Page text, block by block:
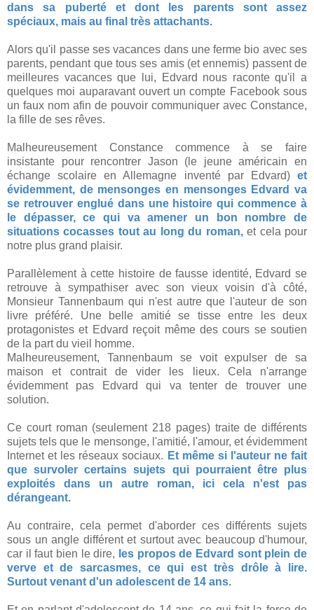
dans sa puberté et dont les parents sont assez
spéciaux, mais au final très attachants.
Alors qu'il passe ses vacances dans une ferme bio avec ses
parents, pendant que tous ses amis (et ennemis) passent de
meilleures vacances que lui, Edvard nous raconte qu'il a
quelques moi auparavant ouvert un compte Facebook sous
un faux nom afin de pouvoir communiquer avec Constance,
la fille de ses rêves.
Malheureusement Constance commence à se faire
insistante pour rencontrer Jason (le jeune américain en
échange scolaire en Allemagne inventé par Edvard) et
évidemment, de mensonges en mensonges Edvard va
se retrouver englué dans une histoire qui commence à
le dépasser, ce qui va amener un bon nombre de
situations cocasses tout au long du roman,et cela pour
notre plus grand plaisir.
Parallèlement à cette histoire de fausse identité, Edvard se
retrouve à sympathiser avec son vieux voisin d'à côté,
Monsieur Tannenbaum qui n'est autre que l'auteur de son
livre préféré. Une belle amitié se tisse entre les deux
protagonistes et Edvard reçoit même des cours se soutien
de la part du vieil homme.
Malheureusement, Tannenbaum se voit expulser de sa
maison et contrait de vider les lieux. Cela n'arrange
évidemment pas Edvard qui va tenter de trouver une
solution.
Ce court roman (seulement 218 pages) traite de différents
sujets tels que le mensonge, l'amitié, l'amour, et évidemment
Internet et les réseaux sociaux. Et même si l'auteur ne fait
que survoler certains sujets qui pourraient être plus
exploités dans un autre roman, ici cela n'est pas
dérangeant.
Au contraire, cela permet d'aborder ces différents sujets
sous un angle différent et surtout avec beaucoup d'humour,
car il faut bien le dire, les propos de Edvard sont plein de
verve et de sarcasmes, ce qui est très drôle à lire.
Surtout venant d'un adolescent de 14 ans.